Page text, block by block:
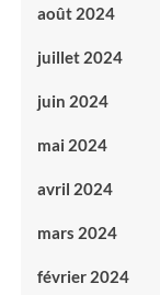
août 2024
juillet 2024
juin 2024
mai 2024
avril 2024
mars 2024
février 2024